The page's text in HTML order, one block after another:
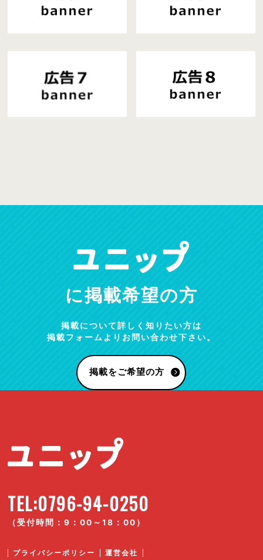
に掲載希望の方
掲載について詳しく知りたい方は
掲載フォームよりお問い合わせ下さい。
掲載をご希望の方
TEL:0796-94-0250
（受付時間：9：00～18：00）
プライバシーポリシー 運営会社